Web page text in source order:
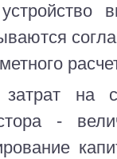
на
-